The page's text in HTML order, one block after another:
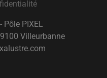
Pôle PIXEL
Villeurbanne